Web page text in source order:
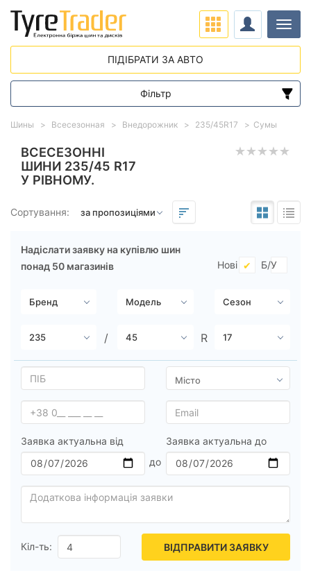
ВСЕСЕЗОННІ
ШИНИ 235/45 R17
У РІВНОМУ.
Сортування:
Надіслати заявку на купівлю шин
понад 50 магазинів
Нові Б/У
Заявка актуальна від Заявка актуальна до
Кіл-ть: ВІДПРАВИТИ ЗАЯВКУ
Шины Всесезонная Внедорожник 235/45R17 Сумы
ПІДІБРАТИ ЗА АВТО
Фільтр
Діапазон цін
від
Тип транспортного засобу
Посилена шина
Скинути Підібрати